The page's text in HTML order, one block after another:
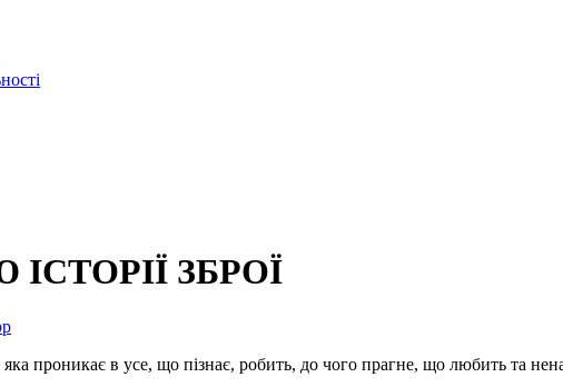
ЗБРОЇ
проникає в усе, що пізнає, робить, до чого прагне, що любить та